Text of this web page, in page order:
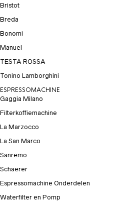
Bristot
Breda
Bonomi
Manuel
TESTA ROSSA
Tonino Lamborghini
ESPRESSOMACHINE
Gaggia Milano
Filterkoffiemachine
La Marzocco
La San Marco
Sanremo
Schaerer
Espressomachine Onderdelen
Waterfilter en Pomp